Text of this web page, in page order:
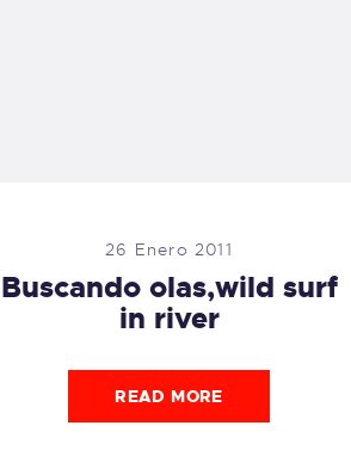
26 Enero 2011
Buscando olas,wild surf
in river
READ MORE